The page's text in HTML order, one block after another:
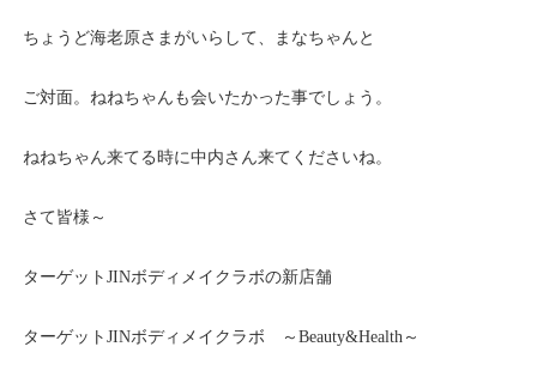
ちょうど海老原さまがいらして、まなちゃんと
ご対面。ねねちゃんも会いたかった事でしょう。
ねねちゃん来てる時に中内さん来てくださいね。
さて皆様～
ターゲットJINボディメイクラボの新店舗
ターゲットJINボディメイクラボ ～Beauty&Health～